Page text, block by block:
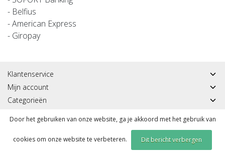
- Belfius
- American Express
- Giropay
Klantenservice
Mijn account
Categorieën
© Copyright 2026 - Sportmeddirect | RealisatieInStijl Media
Door het gebruiken van onze website, ga je akkoord met het gebruik van
cookies om onze website te verbeteren. Dit bericht verbergen